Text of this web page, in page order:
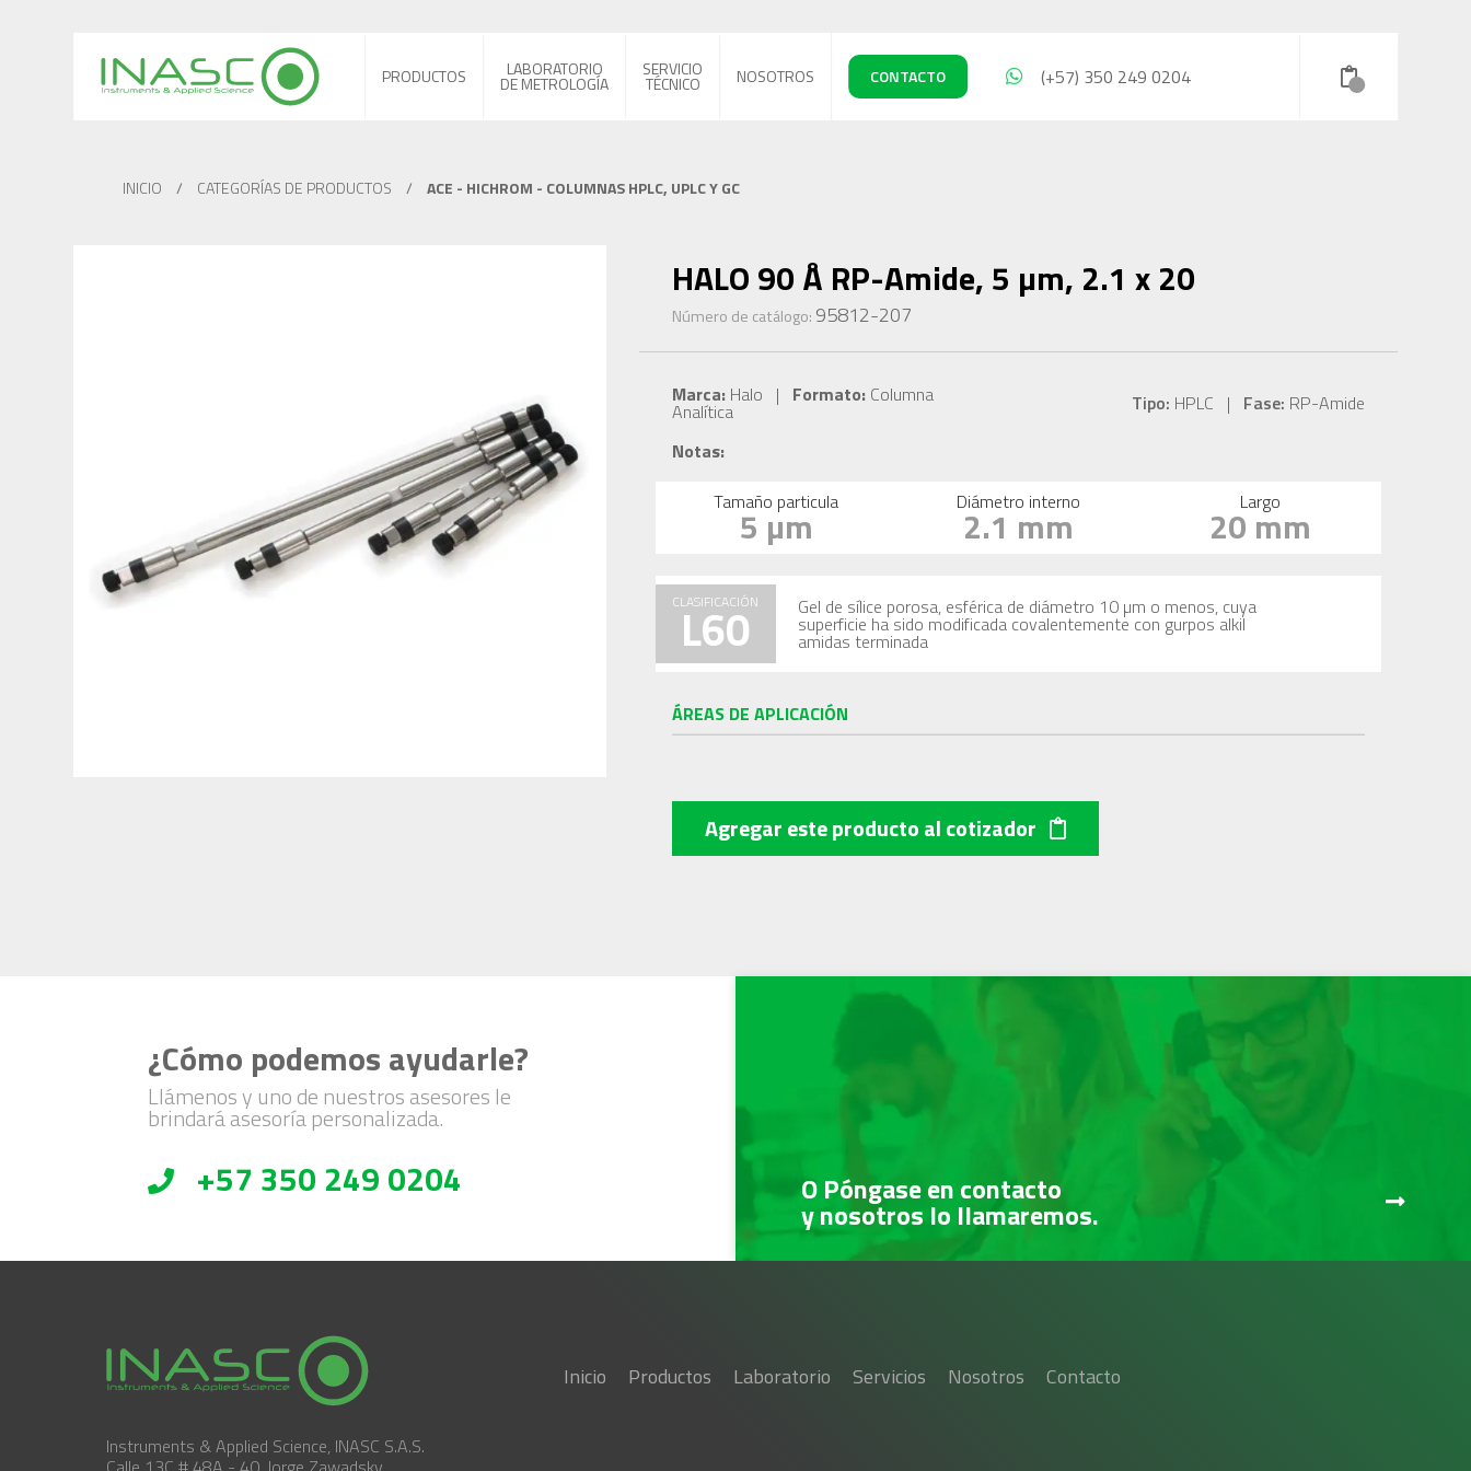
PRODUCTOS LABORATORIO
DE METROLOGÍA
SERVICIO
TÉCNICO NOSOTROS CONTACTO (+57) 350 249 0204
INICIO / CATEGORÍAS DE PRODUCTOS / ACE - HICHROM - COLUMNAS HPLC, UPLC Y GC
HALO 90 Å RP-Amide, 5 µm, 2.1 x 20
Número de catálogo: 95812-207
Marca:Halo | Formato:Columna
Analítica Tipo: HPLC | Fase: RP-Amide
Notas:
Tamaño particula
5 µm Diámetro interno
2.1 mm Largo
20 mm
CLASIFICACIÓN
L60 Gel de sílice porosa, esférica de diámetro 10 µm o menos, cuya
superficie ha sido modificada covalentemente con gurpos alkil
amidas terminada
ÁREAS DE APLICACIÓN
Agregar este productoal cotizador
¿Cómo podemos ayudarle?
Llámenos y uno de nuestros asesores le
brindará asesoría personalizada.
+57 350 249 0204 O Póngase en contacto
y nosotros lo llamaremos.
Instruments & Applied Science, INASC S.A.S.
Inicio Productos Laboratorio Servicios Nosotros Contacto